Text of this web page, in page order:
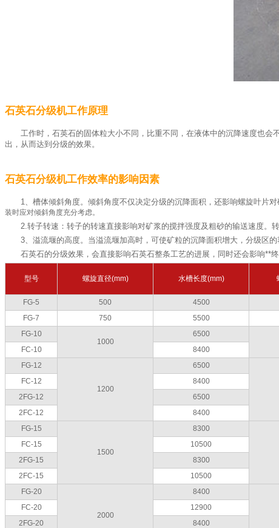
石英石分级机工作原理
工作时，石英石的固体粒大小不同，比重不同，在液体中的沉降速度也
出，从而达到分级的效果。
石英石分级机工作效率的影响因素
1、槽体倾斜角度。倾斜角度不仅决定分级的沉降面积，还影响螺旋叶片
装时应对倾斜角度充分考虑。
2.转子转速：转子的转速直接影响对矿浆的搅拌强度及粗砂的输送速度。
3、溢流堰的高度。当溢流堰加高时，可使矿粒的沉降面积增大，分级区
石英石的分级效果，会直接影响石英石整条工艺的进展，同时还会影响**
型号 螺旋直径(mm) 水槽长度(mm)
FG-5
500 4500
FG-7
750 5500
FG-10
1000
6500
FC-10
8400
FG-12
1200
6500
FC-12
8400
2FG-12
6500
2FC-12
8400
FG-15
1500
8300
FC-15
10500
2FG-15
8300
2FC-15
10500
FG-20
2000
8400
FC-20
12900
2FG-20
8400